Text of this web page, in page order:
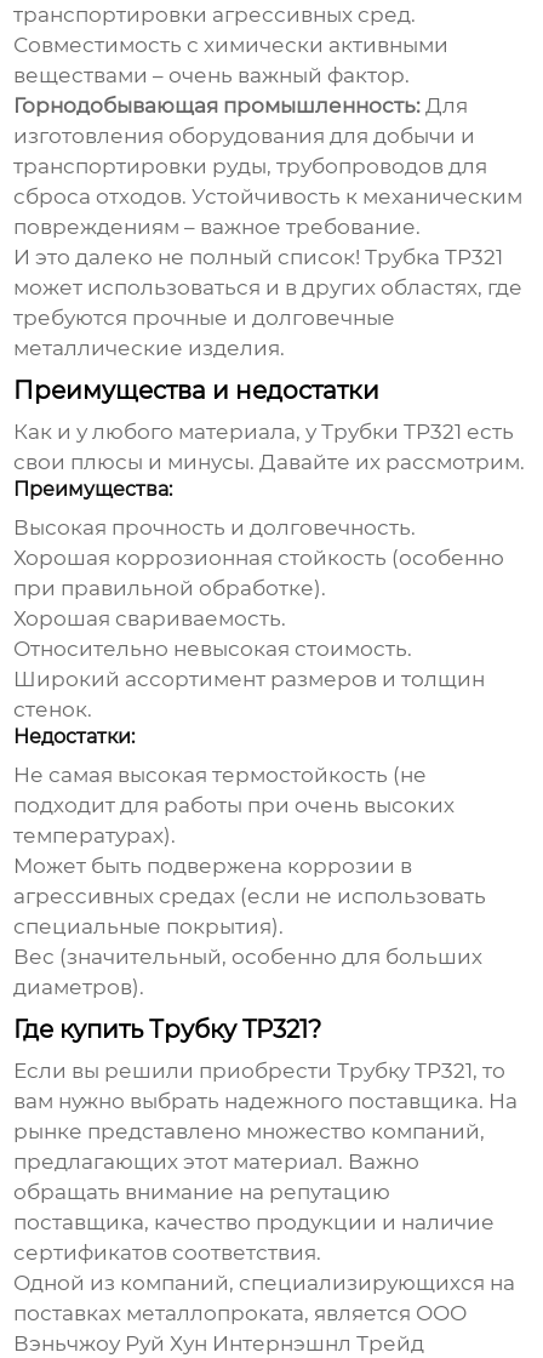
транспортировки агрессивных сред.
Совместимость с химически активными
веществами – очень важный фактор.
Горнодобывающая промышленность: Для
изготовления оборудования для добычи и
транспортировки руды, трубопроводов для
сброса отходов. Устойчивость к механическим
повреждениям – важное требование.
И это далеко не полный список!Трубка TP321
может использоваться и в других областях, где
требуются прочные и долговечные
металлические изделия.
Преимущества и недостатки
Как и у любого материала, уТрубки TP321 есть
свои плюсы и минусы. Давайте их рассмотрим.
Преимущества:
Высокая прочность и долговечность.
Хорошая коррозионная стойкость (особенно
при правильной обработке).
Хорошая свариваемость.
Относительно невысокая стоимость.
Широкий ассортимент размеров и толщин
стенок.
Недостатки:
Не самая высокая термостойкость (не
подходит для работы при очень высоких
температурах).
Может быть подвержена коррозии в
агрессивных средах (если не использовать
специальные покрытия).
Вес (значительный, особенно для больших
диаметров).
Где купить Трубку TP321?
Если вы решили приобрестиТрубку TP321, то
вам нужно выбрать надежного поставщика. На
рынке представлено множество компаний,
предлагающих этот материал. Важно
обращать внимание на репутацию
поставщика, качество продукции и наличие
сертификатов соответствия.
Одной из компаний, специализирующихся на
поставках металлопроката, является ООО
Вэньчжоу Руй Хун Интернэшнл Трейд